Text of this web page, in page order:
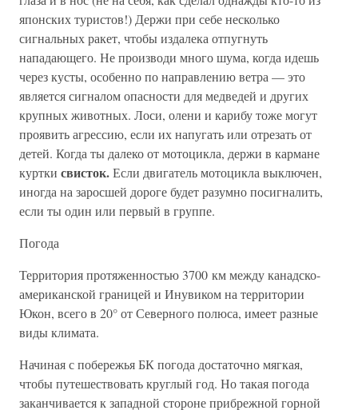
японских туристов!) Держи при себе несколько
сигнальных ракет, чтобы издалека отпугнуть
нападающего. Не производи много шума, когда идешь
через кусты, особенно по направлению ветра — это
является сигналом опасности для медведей и других
крупных животных. Лоси, олени и карибу тоже могут
проявить агрессию, если их напугать или отрезать от
детей. Когда ты далеко от мотоцикла, держи в кармане
куртки свисток.Если двигатель мотоцикла выключен,
иногда на заросшей дороге будет разумно посигналить,
если ты один или первый в группе.
Погода
Территория протяженностью 3700 км между канадско-
американской границей и Инувиком на территории
Юкон, всего в 20° от Северного полюса, имеет разные
виды климата.
Начиная с побережья БК погода достаточно мягкая,
чтобы путешествовать круглый год. Но такая погода
заканчивается к западной стороне прибрежной горной